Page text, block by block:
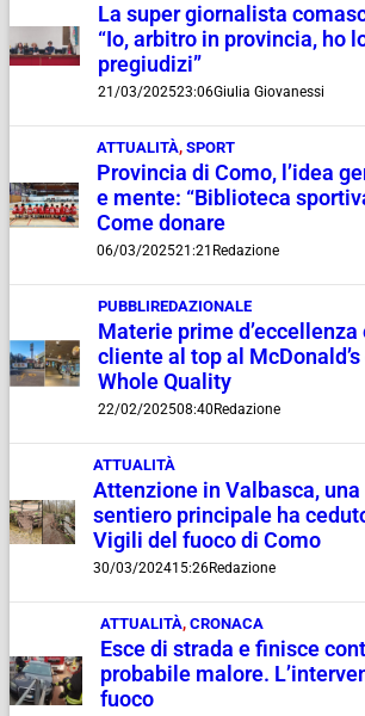
La super giornalista
“Io, arbitro in provincia, ho
pregiudizi”
21/03/202523:06Giulia Giovanessi
ATTUALITÀ, SPORT
Provincia di Como, l’idea
e mente: “Biblioteca
Come donare
06/03/202521:21 Redazione
PUBBLIREDAZIONALE
Materie prime d’eccellenza
cliente al top al
Whole Quality
22/02/202508:40Redazione
ATTUALITÀ
Attenzione in Valbasca, una
sentiero principale ha
Vigili del fuoco di Como
30/03/202415:26Redazione
ATTUALITÀ, CRONACA
Esce di strada e finisce
probabile malore.
fuoco